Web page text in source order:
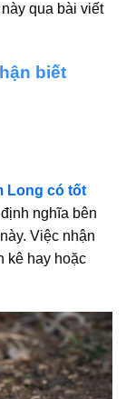
qua bài viết
biết
Long có tốt
nghĩa bên
Việc nhận
kê hay hoặc